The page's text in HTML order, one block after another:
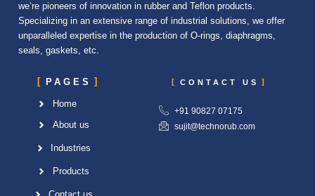
we’re pioneers of innovation in rubber and Teflon products.
Specializing in an extensive range of industrial solutions, we offer
unparalleled expertise in the production of O-rings, diaphragms,
seals, gaskets, etc.
PAGES
Home
About us
Industries
Products
CONTACT US
+91 90827 07175
sujit@technorub.com